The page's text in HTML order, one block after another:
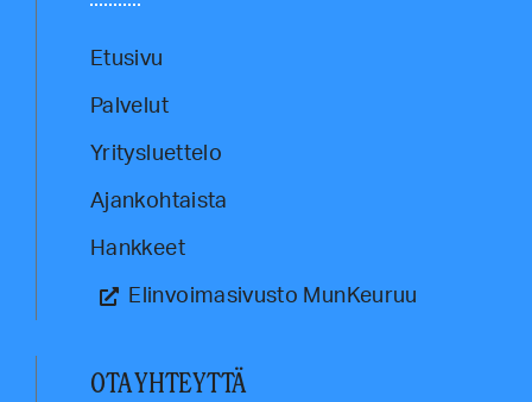
Etusivu
Palvelut
Yritysluettelo
Ajankohtaista
Hankkeet
Elinvoimasivusto MunKeuruu
OTA YHTEYTTÄ